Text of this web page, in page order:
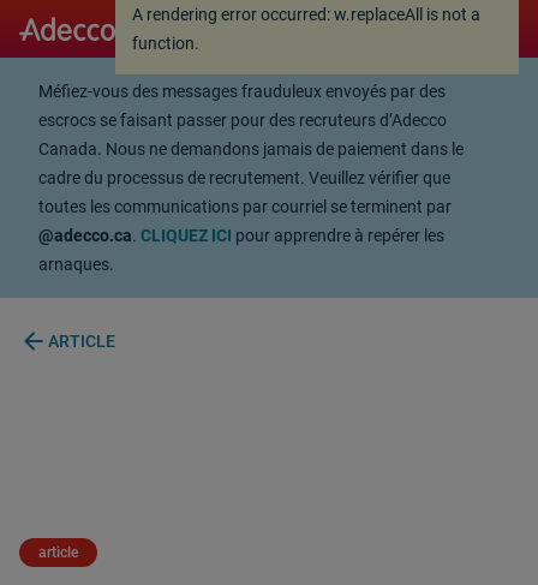
A rendering error occurred:
function.
A rendering error occurred:w.replaceAll is not a
function.
Méfiez-vous des messages frauduleux envoyés par des
escrocs se faisant passer pour des recruteurs d’Adecco
Canada. Nous ne demandons jamais de paiement dans le
cadre du processus de recrutement. Veuillez vérifier que
toutes les communications par courriel se terminent par
@adecco.ca. CLIQUEZ ICI pour apprendre à repérer les
arnaques.
arrow_back ARTICLE
article